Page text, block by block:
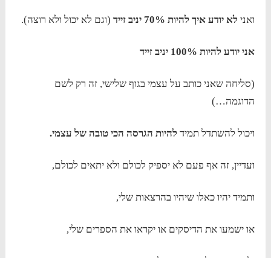
ואני לא יודע איך להיות 70% יניב זייד (וגם לא יכול ולא רוצה).
אני יודע להיות 100% יניב זייד
(סליחה שאני כותב על עצמי בגוף שלישי, זה רק לשם
הדוגמה…)
ויכול להשתדל תמיד להיות הגרסה הכי טובה של עצמי.
ועדיין, זה אף פעם לא יספיק לכולם ולא יתאים לכולם,
ותמיד יהיו כאלו שיהיו בהרצאות שלי,
או ישמעו את הדיסקים או יקראו את הספרים שלי,